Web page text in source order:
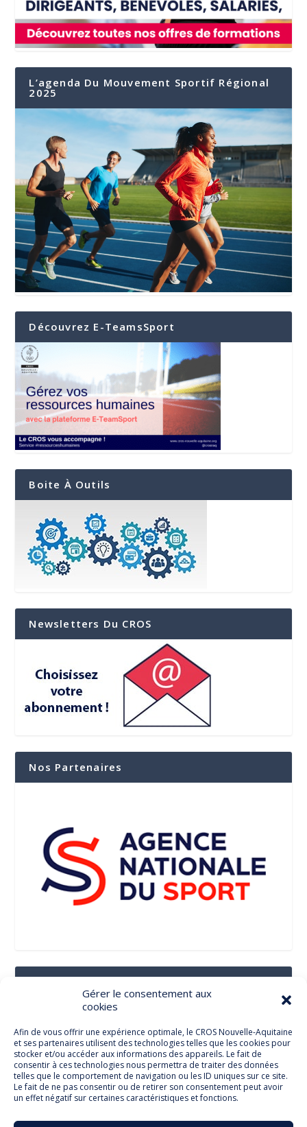
Gérer le consentement aux
cookies
Afin de vous offrir une expérience optimale, le CROS Nouvelle-Aquitaine
et ses partenaires utilisent des technologies telles que les cookies pour
stocker et/ou accéder aux informations des appareils. Le fait de
consentir à ces technologies nous permettra de traiter des données
telles que le comportement de navigation ou les ID uniques sur ce site.
Le fait de ne pas consentir ou de retirer son consentement peut avoir
un effet négatif sur certaines caractéristiques et fonctions.
L’agenda Du Mouvement Sportif Régional
2025
Découvrez E-TeamsSport
Boite À Outils
Newsletters Du CROS
Nos Partenaires
Facebook